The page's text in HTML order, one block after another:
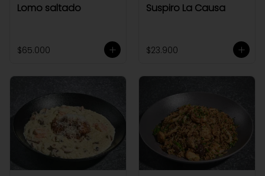
Lomo saltado
$65.000
Suspiro La Causa
$23.900